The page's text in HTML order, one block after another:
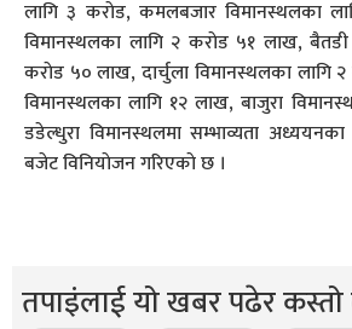
लागि ३ कराेड, कमलबजार विमानस्थलका
विमानस्थलका लागि २ कराेड ५१ लाख,
कराेड ५० लाख, दार्चुला विमानस्थलका
विमानस्थलका लागि १२ लाख, बाजुरा
डडेल्धुरा विमानस्थलमा सम्भाव्यता
बजेट विनियाेजन गरिएकाे छ ।
तपाइंलाई यो खबर पढेर कस्तो